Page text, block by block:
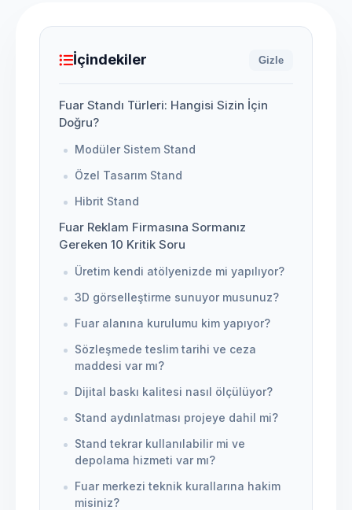
İçindekiler Gizle
Fuar Standı Türleri: Hangisi Sizin İçin
Doğru?
Modüler Sistem Stand
Özel Tasarım Stand
Hibrit Stand
Fuar Reklam Firmasına Sormanız
Gereken 10 Kritik Soru
Üretim kendi atölyenizde mi yapılıyor?
3D görselleştirme sunuyor musunuz?
Fuar alanına kurulumu kim yapıyor?
Sözleşmede teslim tarihi ve ceza
maddesi var mı?
Dijital baskı kalitesi nasıl ölçülüyor?
Stand aydınlatması projeye dahil mi?
Stand tekrar kullanılabilir mi ve
depolama hizmeti var mı?
Fuar merkezi teknik kurallarına hakim
misiniz?